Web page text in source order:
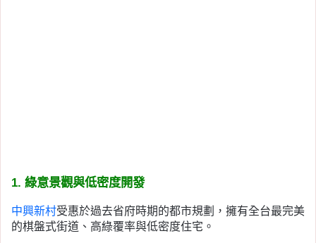
1. 綠意景觀與低密度開發
中興新村受惠於過去省府時期的都市規劃，擁有全台最完美
的棋盤式街道、高綠覆率與低密度住宅。